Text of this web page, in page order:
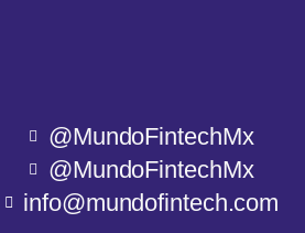
@MundoFintechMx
@MundoFintechMx
info@mundofintech.com